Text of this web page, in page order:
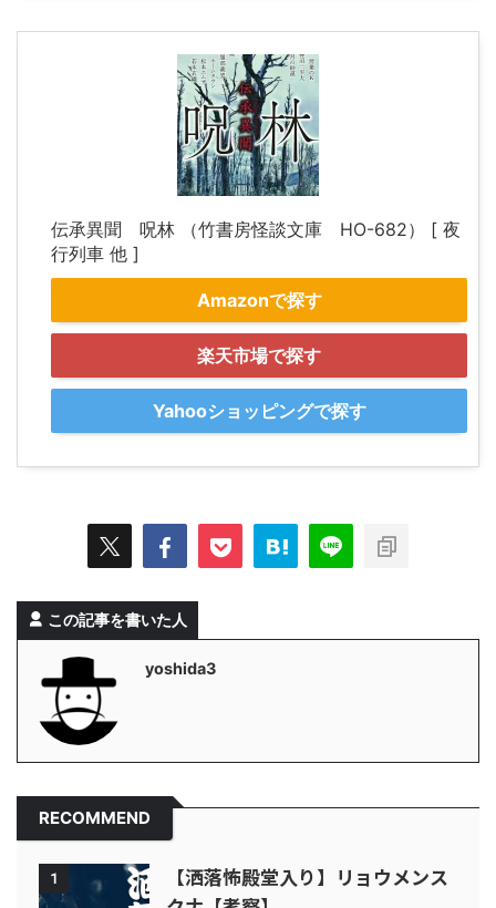
伝承異聞 呪林 （竹書房怪談文庫 HO-682） [ 夜
行列車 他 ]
Amazonで探す
楽天市場で探す
Yahooショッピングで探す
この記事を書いた人
yoshida3
RECOMMEND
1
【洒落怖殿堂入り】リョウメンス